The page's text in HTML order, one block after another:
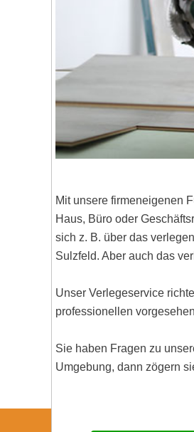
Mit unsere firmeneigenen
Haus, Büro oder
sich z. B. über das
Sulzfeld. Aber auch das
Unser Verlegeservice
professionellen
Sie haben Fragen zu
Umgebung, dann zögern